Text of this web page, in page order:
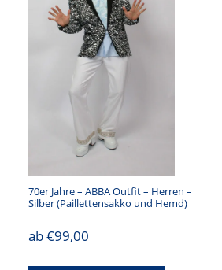
70er Jahre – ABBA Outfit – Herren –
Silber (Paillettensakko und Hemd)
ab€99,00